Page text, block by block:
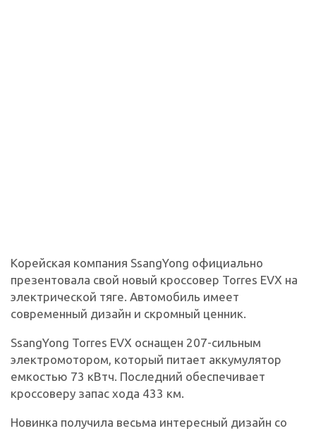
Корейская компания SsangYong официально
презентовала свой новый кроссовер Torres EVX на
электрической тяге. Автомобиль имеет
современный дизайн и скромный ценник.
SsangYong Torres EVX оснащен 207-сильным
электромотором, который питает аккумулятор
емкостью 73 кВтч. Последний обеспечивает
кроссоверу запас хода 433 км.
Новинка получила весьма интересный дизайн со